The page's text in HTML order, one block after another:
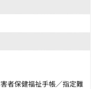
者保健福祉手帳／指定難